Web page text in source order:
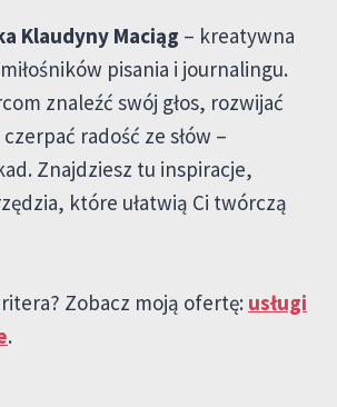
Klaudyny Maciąg – kreatywna
pisania i journalingu.
znaleźć swój głos, rozwijać
radość ze słów –
Znajdziesz tu inspiracje,
które ułatwią Ci twórczą
Zobacz moją ofertę: usługi
.